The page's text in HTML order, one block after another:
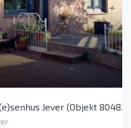
Jever (Objekt 80482)